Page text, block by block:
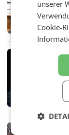
unserer
Cookie-